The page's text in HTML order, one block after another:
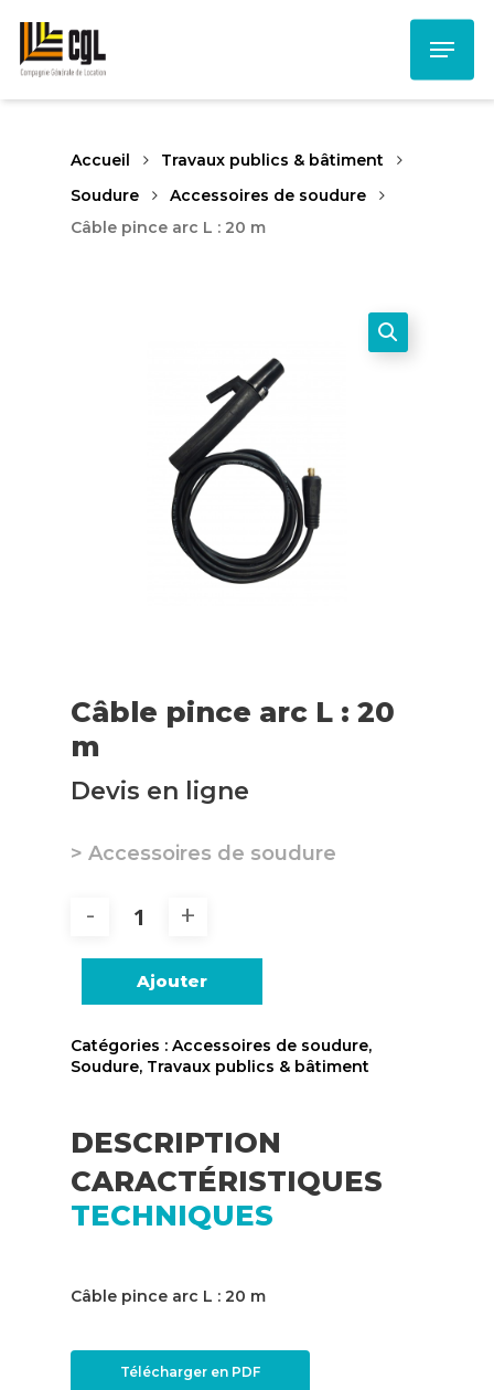
main
content
Menu
Accueil
Travaux publics & bâtiment
Soudure
Accessoires de soudure
Câble pince arc L : 20 m
Câble pince arc L : 20
m
Devis en ligne
> Accessoires de soudure
Ajouter
Catégories : Accessoires de soudure,
Soudure, Travaux publics & bâtiment
DESCRIPTION
CARACTÉRISTIQUES
TECHNIQUES
Câble pince arc L : 20 m
Télécharger en PDF